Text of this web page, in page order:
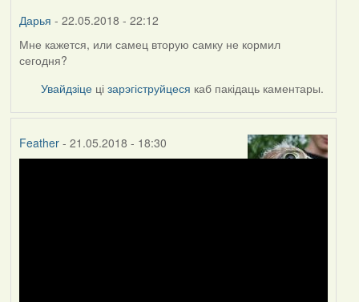
Дарья - 22.05.2018 - 22:12
Мне кажется, или самец вторую самку не кормил
сегодня?
Увайдзіце цізарэгіструйцеся каб пакідаць каментары.
Feather- 21.05.2018 - 18:30